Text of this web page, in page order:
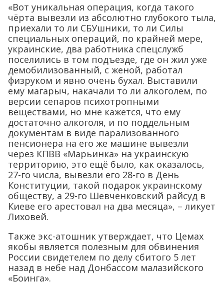
«Вот уникальная операция, когда такого
чёрта вывезли из абсолютно глубокого тыла,
приехали то ли СБУшники, то ли Силы
специальных операций, по крайней мере,
украинские, два работника спецслужб
поселились в том подъезде, где он жил уже
демобилизованный, с женой, работал
физруком и явно очень бухал. Выставили
ему магарыч, накачали то ли алкоголем, по
версии сепаров психотропными
веществами, но мне кажется, что ему
достаточно алкоголя, и по поддельным
документам в виде парализованного
пенсионера на его же машине вывезли
через КПВВ «Марьинка» на украинскую
территорию, это ещё было, как оказалось,
27-го числа, вывезли его 28-го в День
Конституции, такой подарок украинскому
обществу, а 29-го Шевченковский райсуд в
Киеве его арестовал на два месяца», – ликует
Лиховей.
Также экс-атошник утверждает, что Цемах
якобы является полезным для обвинения
России свидетелем по делу сбитого 5 лет
назад в небе над Донбассом малазийского
«Боинга».